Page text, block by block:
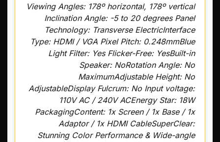
Viewing Angles: 178º horizontal, 178º vertical
Inclination Angle: -5 to 20 degrees Panel
Technology: Transverse ElectricInterface
Type: HDMI / VGA Pixel Pitch: 0.248mmBlue
Light Filter: Yes Flicker-Free: YesBuilt-in
Speaker: NoRotation Angle: No
MaximumAdjustable Height: No
AdjustableDisplay Fulcrum: No Input voltage:
110V AC / 240V ACEnergy Star: 18W
PackagingContent: 1x Screen / 1x Base / 1x
Adaptor / 1x HDMI CableSuperClear:
Stunning Color Performance & Wide-angle